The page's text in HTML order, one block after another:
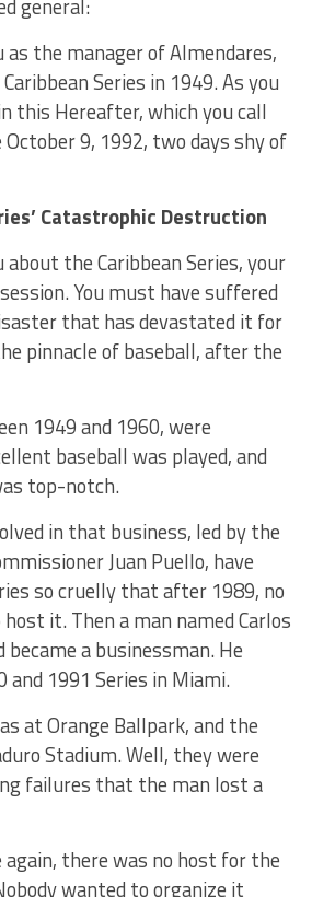
general:
the manager of Almendares,
Series in 1949. As you
this Hereafter, which you call
9, 1992, two days shy of
Catastrophic Destruction
the Caribbean Series, your
You must have suffered
that has devastated it for
pinnacle of baseball, after the
1949 and 1960, were
baseball was played, and
top-notch.
in that business, led by the
Juan Puello, have
so cruelly that after 1989, no
it. Then a man named Carlos
became a businessman. He
and 1991 Series in Miami.
at Orange Ballpark, and the
Stadium. Well, they were
failures that the man lost a
again, there was no host for the
wanted to organize it